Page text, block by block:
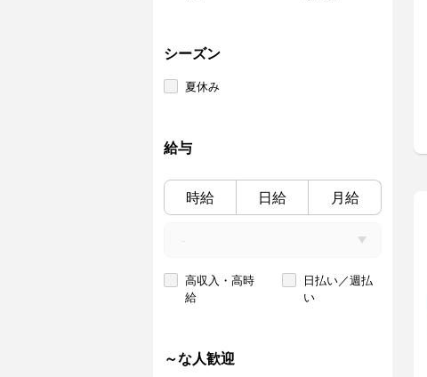
シーズン
夏休み
給与
時給 日給 月給
高収入・高時
給
日払い／週払
い
～な人歓迎